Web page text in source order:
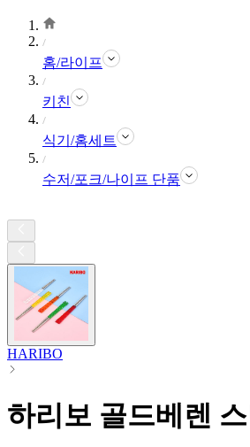
홈/라이프
키친
식기/홈세트
수저/포크/나이프 단품
HARIBO
하리보 골드베렌